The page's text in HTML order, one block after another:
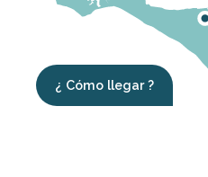
¿ Cómo llegar ?